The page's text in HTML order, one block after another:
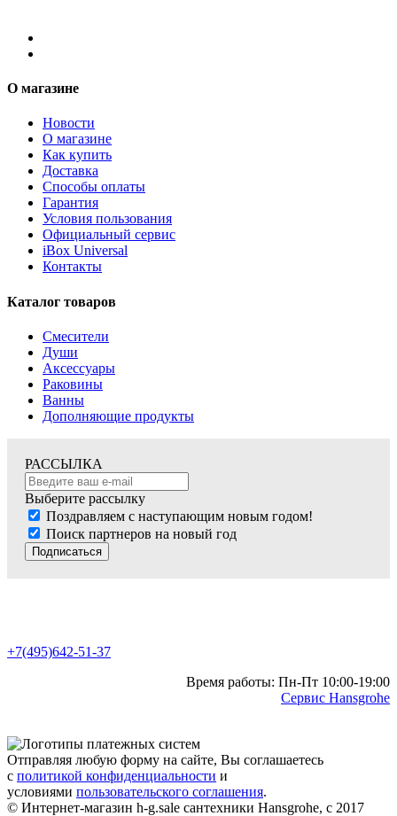
О магазине
Новости
О магазине
Как купить
Доставка
Способы оплаты
Гарантия
Условия пользования
Официальный сервис
iBox Universal
Контакты
Каталог товаров
Смесители
Души
Аксессуары
Раковины
Ванны
Дополняющие продукты
РАССЫЛКА
Выберите рассылку
Поздравляем с наступающим новым годом!
Поиск партнеров на новый год
Подписаться
+7(495)642-51-37
Время работы: Пн-Пт 10:00-19:00
Сервис Hansgrohe
Отправляя любую форму на сайте, Вы соглашаетесь
с политикой конфиденциальности и
условиями пользовательского соглашения.
© Интернет-магазин h-g.sale сантехники Hansgrohe, с 2017